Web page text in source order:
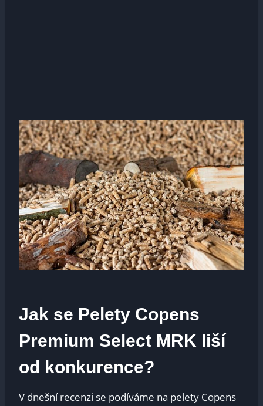
Jak se Pelety Copens
Premium Select MRK‌ liší
od konkurence?
V dnešní recenzi se podíváme na pelety Copens